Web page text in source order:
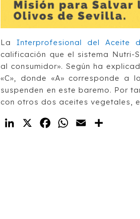
La Interprofesional del Aceite
calificación que el sistema Nutri-
al consumidor». Según ha
«C», donde «A» corresponde a
suspenden en este baremo. Por
con otros dos aceites vegetales,
LinkedIn
X FacebookWhatsApp
Email